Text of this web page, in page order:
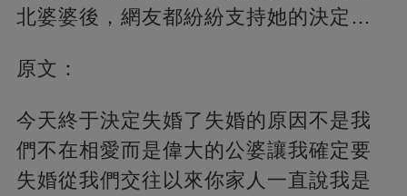
北婆婆後，網友都紛紛支持她的決定…
原文：
今天終于決定失婚了失婚的原因不是我
們不在相愛而是偉大的公婆讓我確定要
失婚從我們交往以來你家人一直說我是